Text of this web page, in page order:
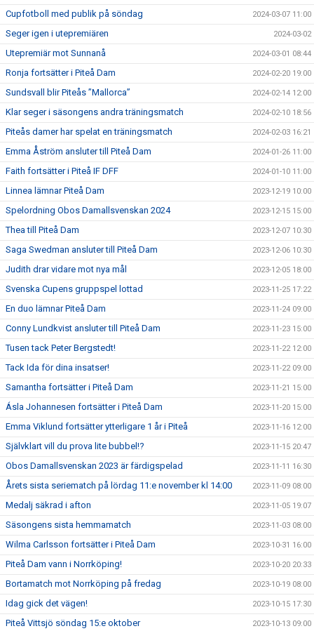
Cupfotboll med publik på söndag 2024-03-07 11:00
Seger igen i utepremiären 2024-03-02
Utepremiär mot Sunnanå 2024-03-01 08:44
Ronja fortsätter i Piteå Dam 2024-02-20 19:00
Sundsvall blir Piteås ”Mallorca” 2024-02-14 12:00
Klar seger i säsongens andra träningsmatch 2024-02-10 18:56
Piteås damer har spelat en träningsmatch 2024-02-03 16:21
Emma Åström ansluter till Piteå Dam 2024-01-26 11:00
Faith fortsätter i Piteå IF DFF 2024-01-10 11:00
Linnea lämnar Piteå Dam 2023-12-19 10:00
Spelordning Obos Damallsvenskan 2024 2023-12-15 15:00
Thea till Piteå Dam 2023-12-07 10:30
Saga Swedman ansluter till Piteå Dam 2023-12-06 10:30
Judith drar vidare mot nya mål 2023-12-05 18:00
Svenska Cupens gruppspel lottad 2023-11-25 17:22
En duo lämnar Piteå Dam 2023-11-24 09:00
Conny Lundkvist ansluter till Piteå Dam 2023-11-23 15:00
Tusen tack Peter Bergstedt! 2023-11-22 12:00
Tack Ida för dina insatser! 2023-11-22 09:00
Samantha fortsätter i Piteå Dam 2023-11-21 15:00
Ásla Johannesen fortsätter i Piteå Dam 2023-11-20 15:00
Emma Viklund fortsätter ytterligare 1 år i Piteå 2023-11-16 12:00
Självklart vill du prova lite bubbel!? 2023-11-15 20:47
Obos Damallsvenskan 2023 är färdigspelad 2023-11-11 16:30
Årets sista seriematch på lördag 11:e november kl 14:00 2023-11-09 08:00
Medalj säkrad i afton 2023-11-05 19:07
Säsongens sista hemmamatch 2023-11-03 08:00
Wilma Carlsson fortsätter i Piteå Dam 2023-10-31 16:00
Piteå Dam vann i Norrköping! 2023-10-20 20:33
Bortamatch mot Norrköping på fredag 2023-10-19 08:00
Idag gick det vägen! 2023-10-15 17:30
Piteå Vittsjö söndag 15:e oktober 2023-10-13 09:00